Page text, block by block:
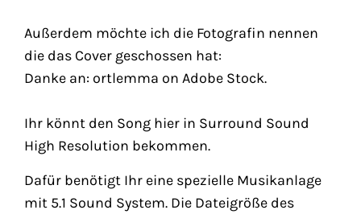
Außerdem möchte ich die Fotografin nennen
die das Cover geschossen hat:
Danke an: ortlemma on Adobe Stock.
Ihr könnt den Song hier in Surround Sound
High Resolution bekommen.
Dafür benötigt Ihr eine spezielle Musikanlage
mit 5.1 Sound System. Die Dateigröße des